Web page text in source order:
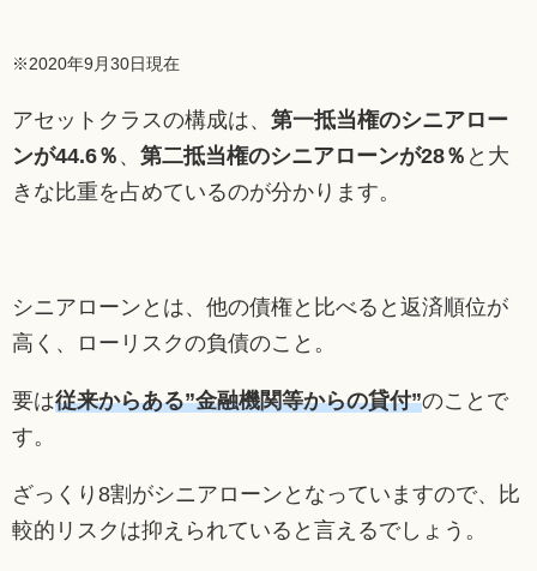
※2020年9月30日現在
アセットクラスの構成は、 第一抵当権のシニアロー
ンが44.6％ 、 第二抵当権のシニアローンが28％ と大
きな比重を占めているのが分かります。
シニアローンとは、他の債権と比べると返済順位が
高く、ローリスクの負債のこと。
要は従来からある”金融機関等からの貸付”のことで
す。
ざっくり8割がシニアローンとなっていますので、比
較的リスクは抑えられていると言えるでしょう。